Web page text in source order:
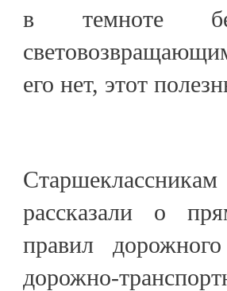
в темноте
его нет, этот
рассказали о
правил
дорожно-